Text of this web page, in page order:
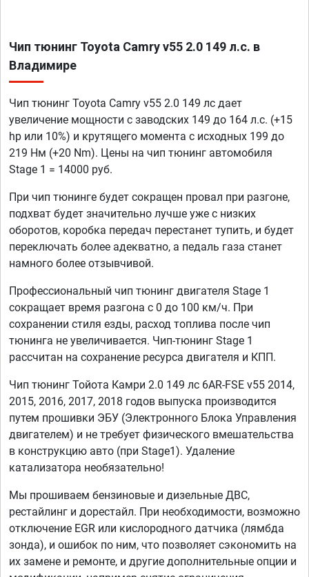
Чип тюнинг Toyota Camry v55 2.0 149 л.с. в
Владимире
Чип тюнинг Toyota Camry v55 2.0 149 лс дает
увеличение мощности с заводских 149 до 164 л.с. (+15
hp или 10%) и крутящего момента с исходных 199 до
219 Нм (+20 Nm). Цены на чип тюнинг автомобиля
Stage 1 = 14000 руб.
При чип тюнинге будет сокращен провал при разгоне,
подхват будет значительно лучше уже с низких
оборотов, коробка передач перестанет тупить, и будет
переключать более адекватно, а педаль газа станет
намного более отзывчивой.
Профессиональный чип тюнинг двигателя Stage 1
сокращает время разгона с 0 до 100 км/ч. При
сохранении стиля езды, расход топлива после чип
тюнинга не увеличивается. Чип-тюнинг Stage 1
рассчитан на сохранение ресурса двигателя и КПП.
Чип тюнинг Тойота Камри 2.0 149 лс 6AR-FSE v55 2014,
2015, 2016, 2017, 2018 годов выпуска производится
путем прошивки ЭБУ (Электронного Блока Управления
двигателем) и не требует физического вмешательства
в конструкцию авто (при Stage1). Удаление
катализатора необязательно!
Мы прошиваем бензиновые и дизельные ДВС,
рестайлинг и дорестайл. При необходимости, возможно
отключение EGR или кислородного датчика (лямбда
зонда), и ошибок по ним, что позволяет сэкономить на
их замене и ремонте, и другие дополнительные опции и